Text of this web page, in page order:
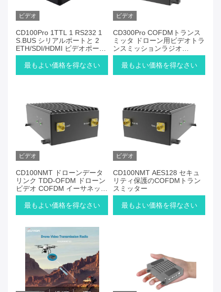
ビデオ
CD100Pro 1TTL 1 RS232 1
S.BUS シリアルポートと 2
ETH/SDI/HDMI ビデオポート
のカスタマイズ可能な
COFDM 送信機
最もよい価格を得なさい
ビデオ
CD300Pro COFDMトランス
ミッタ ドローン用ビデオトラ
ンスミッションラジオ
300KM 空から地面への送信
距離最もよい価格を得なさい
ビデオ
CD100NMT ドローンデータ
リンク TDD-OFDM ドローン
ビデオ COFDM イーサネット
送信機と受信機
最もよい価格を得なさい
ビデオ
CD100NMT AES128 セキュ
リティ保護のCOFDMトラン
スミッター
最もよい価格を得なさい